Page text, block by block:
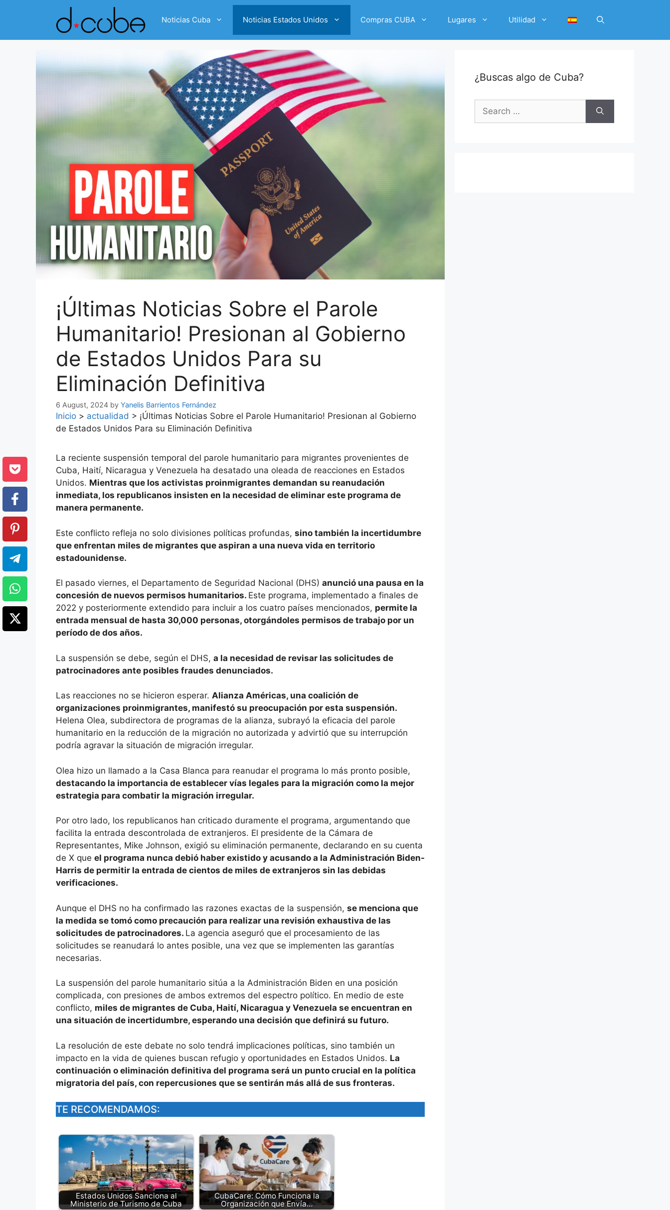
Noticias Cuba Noticias Estados Unidos Compras CUBA Lugares Utilidad
¡Últimas Noticias Sobre el Parole
Humanitario! Presionan al Gobierno
de Estados Unidos Para su
Eliminación Definitiva
6 August, 2024 by Yanelis Barrientos Fernández
Inicio > actualidad > ¡Últimas Noticias Sobre el Parole Humanitario! Presionan al Gobierno
de Estados Unidos Para su Eliminación Definitiva
La reciente suspensión temporal del parole humanitario para migrantes provenientes de
Cuba, Haití, Nicaragua y Venezuela ha desatado una oleada de reacciones en Estados
Unidos. Mientras que los activistas proinmigrantes demandan su reanudación
inmediata, los republicanos insisten en la necesidad de eliminar este programa de
manera permanente.
Este conflicto refleja no solo divisiones políticas profundas, sino también la incertidumbre
que enfrentan miles de migrantes que aspiran a una nueva vida en territorio
estadounidense.
El pasado viernes, el Departamento de Seguridad Nacional (DHS) anunció una pausa en la
concesión de nuevos permisos humanitarios. Este programa, implementado a finales de
2022 y posteriormente extendido para incluir a los cuatro países mencionados, permite la
entrada mensual de hasta 30,000 personas, otorgándoles permisos de trabajo por un
período de dos años.
La suspensión se debe, según el DHS, a la necesidad de revisar las solicitudes de
patrocinadores ante posibles fraudes denunciados.
Las reacciones no se hicieron esperar. Alianza Américas, una coalición de
organizaciones proinmigrantes, manifestó su preocupación por esta suspensión.
Helena Olea, subdirectora de programas de la alianza, subrayó la eficacia del parole
humanitario en la reducción de la migración no autorizada y advirtió que su interrupción
podría agravar la situación de migración irregular.
Olea hizo un llamado a la Casa Blanca para reanudar el programa lo más pronto posible,
destacando la importancia de establecer vías legales para la migración como la mejor
estrategia para combatir la migración irregular.
Por otro lado, los republicanos han criticado duramente el programa, argumentando que
facilita la entrada descontrolada de extranjeros. El presidente de la Cámara de
Representantes, Mike Johnson, exigió su eliminación permanente, declarando en su cuenta
de X que el programa nunca debió haber existido y acusando a la Administración Biden-
Harris de permitir la entrada de cientos de miles de extranjeros sin las debidas
verificaciones.
Aunque el DHS no ha confirmado las razones exactas de la suspensión, se menciona que
la medida se tomó como precaución para realizar una revisión exhaustiva de las
solicitudes de patrocinadores. La agencia aseguró que el procesamiento de las
solicitudes se reanudará lo antes posible, una vez que se implementen las garantías
necesarias.
La suspensión del parole humanitario sitúa a la Administración Biden en una posición
complicada, con presiones de ambos extremos del espectro político. En medio de este
conflicto, miles de migrantes de Cuba, Haití, Nicaragua y Venezuela se encuentran en
una situación de incertidumbre, esperando una decisión que definirá su futuro.
La resolución de este debate no solo tendrá implicaciones políticas, sino también un
impacto en la vida de quienes buscan refugio y oportunidades en Estados Unidos. La
continuación o eliminación definitiva del programa será un punto crucial en la política
migratoria del país, con repercusiones que se sentirán más allá de sus fronteras.
TE RECOMENDAMOS:
Estados Unidos Sanciona al
Ministerio de Turismo de Cuba
CubaCare: Cómo Funciona la
Organización que Envía…
¿Buscas algo de Cuba?
Search
for: